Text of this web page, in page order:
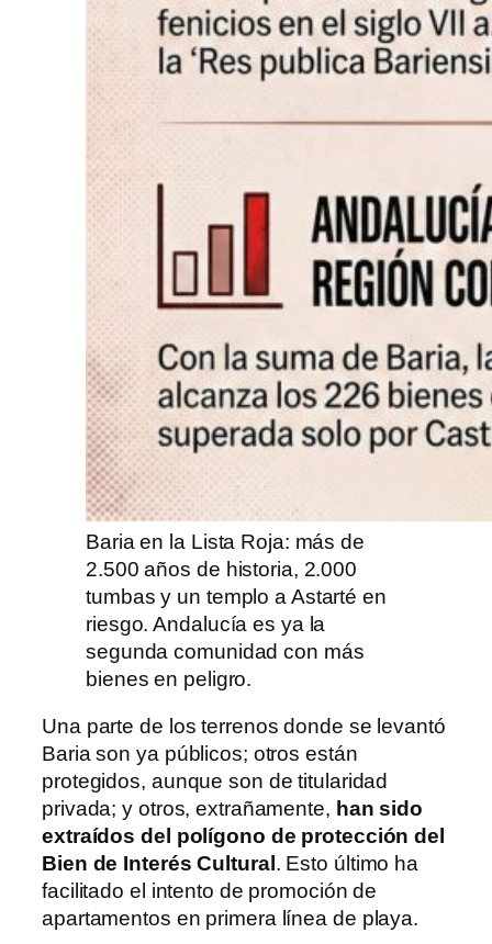
Baria en la Lista Roja: más de
2.500 años de historia, 2.000
tumbas y un templo a Astarté en
riesgo. Andalucía es ya la
segunda comunidad con más
bienes en peligro.
Una parte de los terrenos donde se levantó
Baria son ya públicos; otros están
protegidos, aunque son de titularidad
privada; y otros, extrañamente, han sido
extraídos del polígono de protección del
Bien de Interés Cultural . Esto último ha
facilitado el intento de promoción de
apartamentos en primera línea de playa.